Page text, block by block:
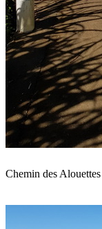
Chemin des Alouettes